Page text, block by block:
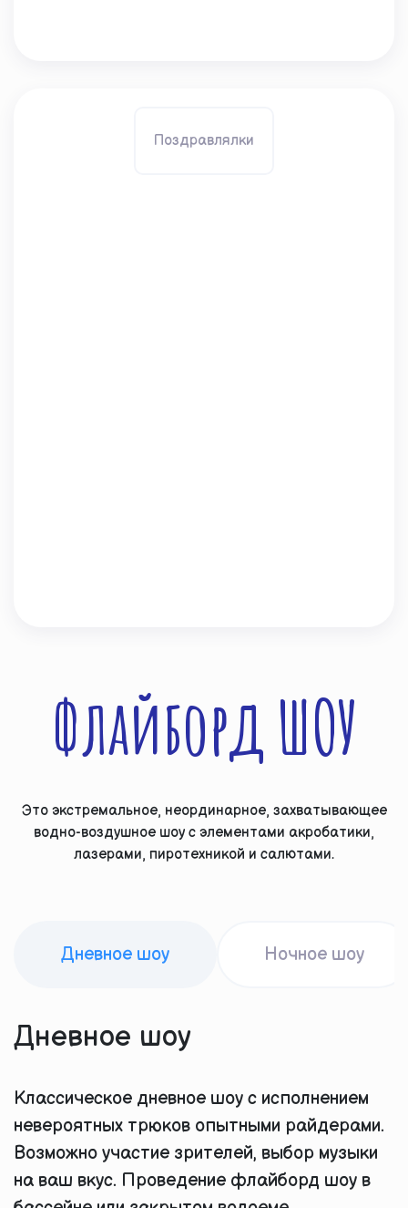
Поздравлялки
Флайборд ШОУ
Это экстремальное, неординарное, захватывающее
водно-воздушное шоу с элементами акробатики,
лазерами, пиротехникой и салютами.
Дневное шоу Ночное шоу
Дневное шоу
Классическое дневное шоу с исполнением
невероятных трюков опытными райдерами.
Возможно участие зрителей, выбор музыки
на ваш вкус. Проведение флайборд шоу в